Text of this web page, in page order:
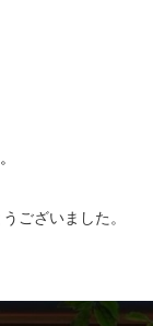
ございました。